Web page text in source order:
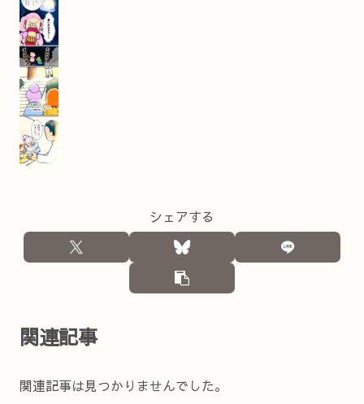
シェアする
関連記事
関連記事は見つかりませんでした。